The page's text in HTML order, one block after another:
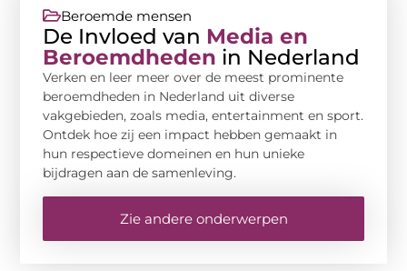
Beroemde mensen
De Invloed van Media en
Beroemdheden in Nederland
Verken en leer meer over de meest prominente
beroemdheden in Nederland uit diverse
vakgebieden, zoals media, entertainment en sport.
Ontdek hoe zij een impact hebben gemaakt in
hun respectieve domeinen en hun unieke
bijdragen aan de samenleving.
Zie andere onderwerpen